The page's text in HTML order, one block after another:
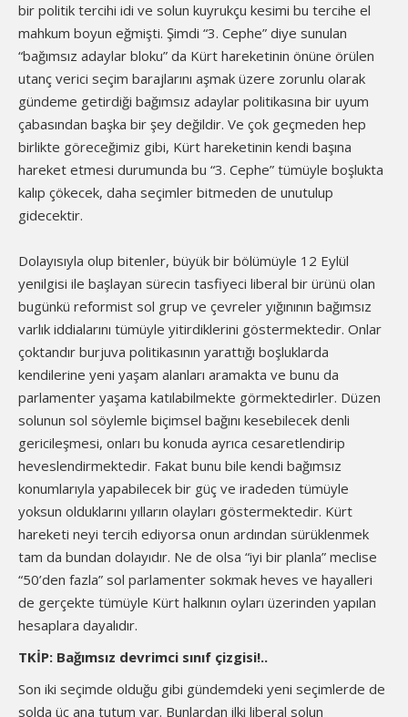
bir politik tercihi idi ve solun kuyrukçu kesimi bu tercihe el
mahkum boyun eğmişti. Şimdi “3. Cephe” diye sunulan
“bağımsız adaylar bloku” da Kürt hareketinin önüne örülen
utanç verici seçim barajlarını aşmak üzere zorunlu olarak
gündeme getirdiği bağımsız adaylar politikasına bir uyum
çabasından başka bir şey değildir. Ve çok geçmeden hep
birlikte göreceğimiz gibi, Kürt hareketinin kendi başına
hareket etmesi durumunda bu “3. Cephe” tümüyle boşlukta
kalıp çökecek, daha seçimler bitmeden de unutulup
gidecektir.
Dolayısıyla olup bitenler, büyük bir bölümüyle 12 Eylül
yenilgisi ile başlayan sürecin tasfiyeci liberal bir ürünü olan
bugünkü reformist sol grup ve çevreler yığınının bağımsız
varlık iddialarını tümüyle yitirdiklerini göstermektedir. Onlar
çoktandır burjuva politikasının yarattığı boşluklarda
kendilerine yeni yaşam alanları aramakta ve bunu da
parlamenter yaşama katılabilmekte görmektedirler. Düzen
solunun sol söylemle biçimsel bağını kesebilecek denli
gericileşmesi, onları bu konuda ayrıca cesaretlendirip
heveslendirmektedir. Fakat bunu bile kendi bağımsız
konumlarıyla yapabilecek bir güç ve iradeden tümüyle
yoksun olduklarını yılların olayları göstermektedir. Kürt
hareketi neyi tercih ediyorsa onun ardından sürüklenmek
tam da bundan dolayıdır. Ne de olsa “iyi bir planla” meclise
“50’den fazla” sol parlamenter sokmak heves ve hayalleri
de gerçekte tümüyle Kürt halkının oyları üzerinden yapılan
hesaplara dayalıdır.
TKİP: Bağımsız devrimci sınıf çizgisi!..
Son iki seçimde olduğu gibi gündemdeki yeni seçimlerde de
solda üç ana tutum var. Bunlardan ilki liberal solun